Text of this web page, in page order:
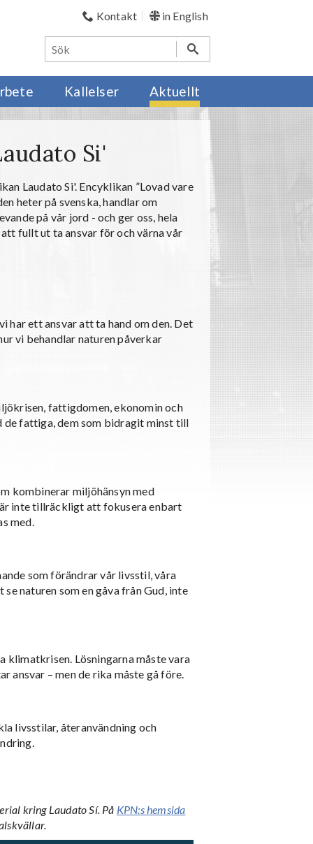
Kontakt in English
Kallelser Aktuellt
Si'
Laudato Si'. Encyklikan ”Lovad vare
heter på svenska, handlar om
på vår jord - och ger oss, hela
fullt ut ta ansvar för och värna vår
har ett ansvar att ta hand om den. Det
vi behandlar naturen påverkar
fattigdomen, ekonomin och
fattiga, dem som bidragit minst till
kombinerar miljöhänsyn med
inte tillräckligt att fokusera enbart
med.
som förändrar vår livsstil, våra
naturen som en gåva från Gud, inte
klimatkrisen. Lösningarna måste vara
ansvar – men de rika måste gå före.
livsstilar, återanvändning och
kring Laudato Sí. På KPN:s hemsida